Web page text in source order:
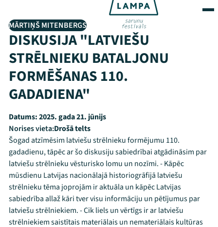
MĀRTIŅŠ MITENBERGS
DISKUSIJA "LATVIEŠU
STRĒLNIEKU BATALJONU
FORMĒŠANAS 110.
GADADIENA"
Datums:2025. gada 21. jūnijs
Norises vieta:Drošā telts
Šogad atzīmēsim latviešu strēlnieku formējumu 110.
gadadienu, tāpēc ar šo diskusiju sabiedrībai atgādināsim par
latviešu strēlnieku vēsturisko lomu un nozīmi. - Kāpēc
mūsdienu Latvijas nacionālajā historiogrāfijā latviešu
strēlnieku tēma joprojām ir aktuāla un kāpēc Latvijas
sabiedrība allaž kāri tver visu informāciju un pētījumus par
latviešu strēlniekiem. - Cik liels un vērtīgs ir ar latviešu
strēlniekiem saistītais materiālais un nemateriālais kultūras